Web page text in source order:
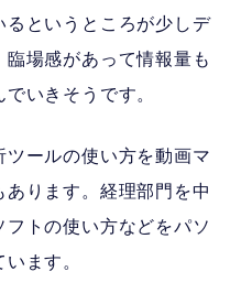
るというところが少しデ
臨場感があって情報量も
いきそうです。
ールの使い方を動画マ
ります。経理部門を中
トの使い方などをパソ
ます。